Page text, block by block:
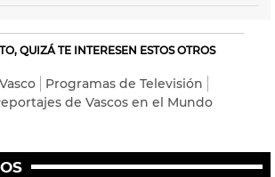
QUIZÁ TE INTERESEN ESTOS OTROS
Programas de Televisión
de Vascos en el Mundo